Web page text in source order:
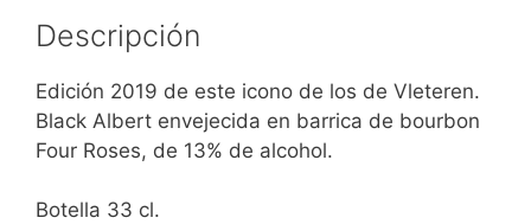
Descripción
Edición 2019 de este icono de los de Vleteren.
Black Albert envejecida en barrica de bourbon
Four Roses, de 13% de alcohol.
Botella 33 cl.